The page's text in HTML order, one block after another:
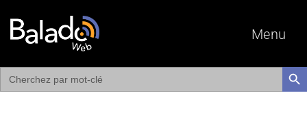
Menu
Search
for: